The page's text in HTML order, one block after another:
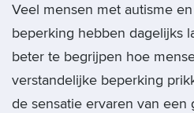
Veel mensen met autisme
beperking hebben dagelijks
beter te begrijpen hoe
verstandelijke beperking
de sensatie ervaren van